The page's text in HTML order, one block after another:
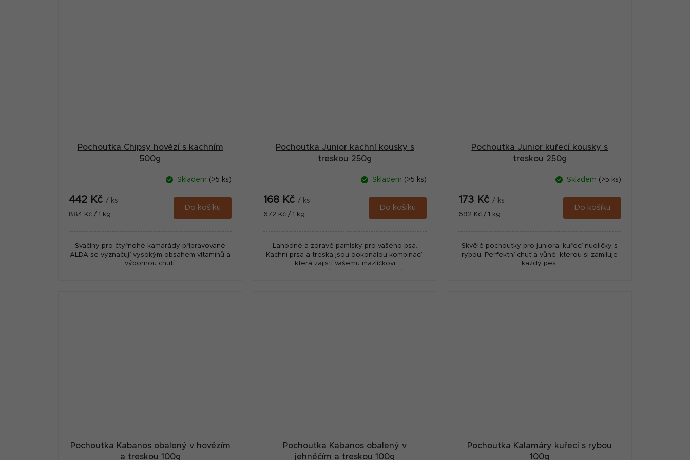
Pochoutka Chipsy hovězí s kachním
500g
Skladem (>5 ks)
442 Kč / ks
Měrná
884 Kč / 1 kg
Do košíku
Svačiny pro čtyřnohé kamarády připravované
ALDA se vyznačují vysokým obsahem vitamínů a
výbornou chutí.
Pochoutka Junior kachní kousky s
treskou 250g
Skladem (>5 ks)
168 Kč/ ks
Měrná
672 Kč / 1 kg
Do košíku
Lahodné a zdravé pamlsky pro vašeho psa.
Kachní prsa a treska jsou dokonalou kombinací,
která zajistí vašemu mazlíčkovi
nezapomenutelné potěšení a povzbudí jeho
Pochoutka Junior kuřecí kousky s
treskou 250g
Skladem (>5 ks)
173 Kč / ks
Měrná
692 Kč / 1 kg
Do košíku
Skvělé pochoutky pro juniora, kuřecí nudličky s
rybou. Perfektní chuť a vůně, kterou si zamiluje
každý pes.
Pochoutka Kabanos obalený v hovězím
a treskou 100g
Pochoutka Kabanos obalený v
jehněčím a treskou 100g
Pochoutka Kalamáry kuřecí s rybou
100g